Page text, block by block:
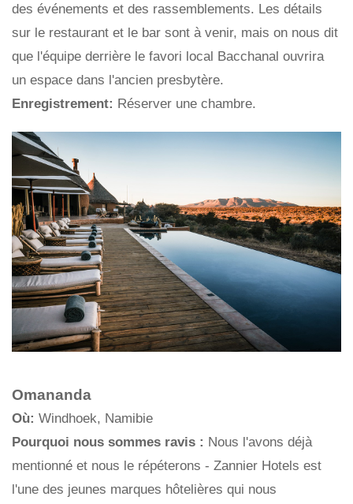
des événements et des rassemblements. Les détails
sur le restaurant et le bar sont à venir, mais on nous dit
que l'équipe derrière le favori local Bacchanal ouvrira
un espace dans l'ancien presbytère.
Enregistrement: Réserver une chambre.
Omananda
Où: Windhoek, Namibie
Pourquoi nous sommes ravis : Nous l'avons déjà
mentionné et nous le répéterons - Zannier Hotels est
l'une des jeunes marques hôtelières qui nous